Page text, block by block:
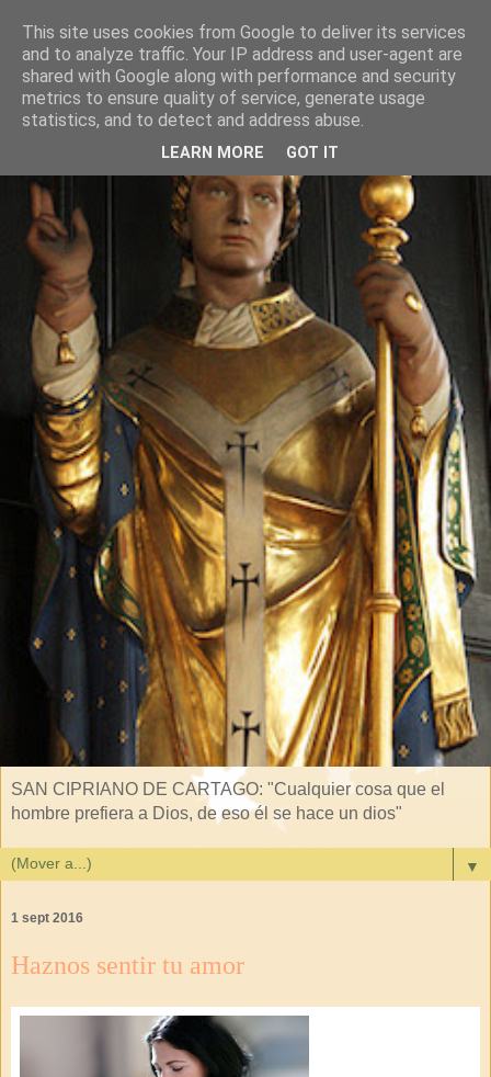
SAN CIPRIANO DE CARTAGO: "Cualquier cosa que el
hombre prefiera a Dios, de eso él se hace un dios"
▼
1 sept 2016
Haznos sentir tu amor
This site uses cookies from Google to deliver its services
and to analyze traffic. Your IP address and user-agent are
shared with Google along with performance and security
metrics to ensure quality of service, generate usage
statistics, and to detect and address abuse.
LEARN MORE GOT IT